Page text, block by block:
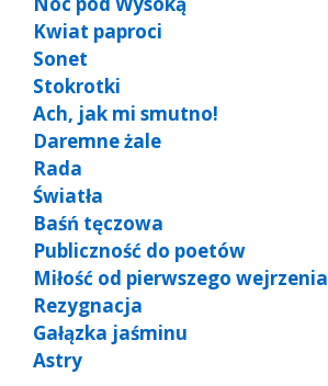
Kwiat paproci
Sonet
Stokrotki
Ach, jak mi smutno!
Daremne żale
Rada
Światła
Baśń tęczowa
Publiczność do poetów
Miłość od pierwszego wejrzenia
Rezygnacja
Gałązka jaśminu
Astry